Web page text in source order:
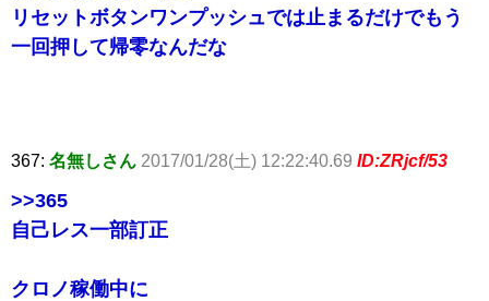
リセットボタンワンプッシュでは止まるだけでもう
一回押して帰零なんだな
367: 名無しさん 2017/01/28(土) 12:22:40.69 ID:ZRjcf/53
>>365
自己レス一部訂正
クロノ稼働中に